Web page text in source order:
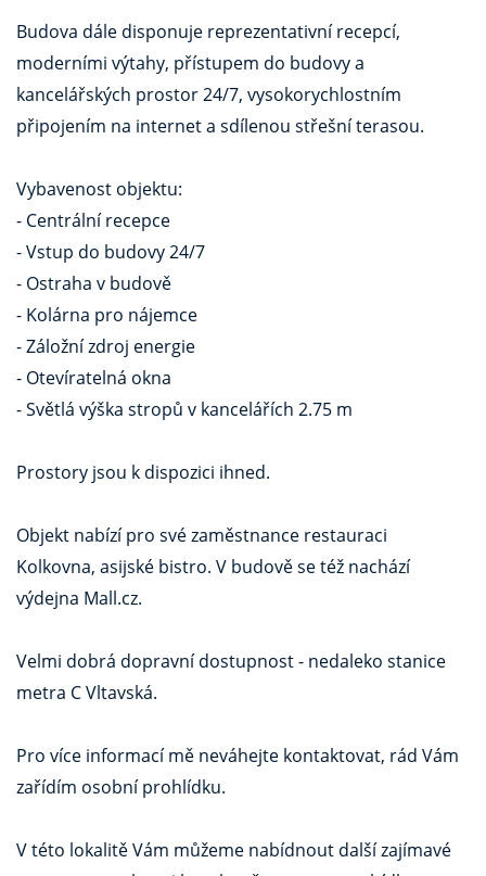
Budova dále disponuje reprezentativní recepcí,
moderními výtahy, přístupem do budovy a
kancelářských prostor 24/7, vysokorychlostním
připojením na internet a sdílenou střešní terasou.
Vybavenost objektu:
- Centrální recepce
- Vstup do budovy 24/7
- Ostraha v budově
- Kolárna pro nájemce
- Záložní zdroj energie
- Otevíratelná okna
- Světlá výška stropů v kancelářích 2.75 m
Prostory jsou k dispozici ihned.
Objekt nabízí pro své zaměstnance restauraci
Kolkovna, asijské bistro. V budově se též nachází
výdejna Mall.cz.
Velmi dobrá dopravní dostupnost - nedaleko stanice
metra C Vltavská.
Pro více informací mě neváhejte kontaktovat, rád Vám
zařídím osobní prohlídku.
V této lokalitě Vám můžeme nabídnout další zajímavé